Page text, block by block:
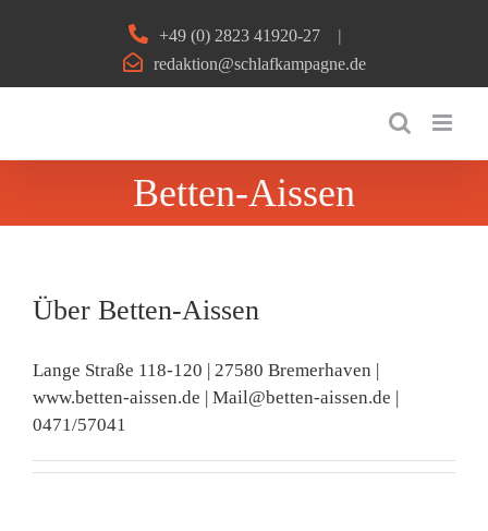
+49 (0) 2823 41920-27
|
redaktion@schlafkampagne.de
Betten-Aissen
Über Betten-Aissen
Lange Straße 118-120 | 27580 Bremerhaven |
www.betten-aissen.de | Mail@betten-aissen.de |
0471/57041